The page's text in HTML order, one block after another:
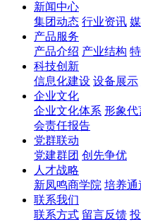
新闻中心
集团动态 行业资讯
产品服务
产品介绍 产业结构
科技创新
信息化建设 设备展示
企业文化
企业文化体系 形象代
会责任报告
党群联动
党建群团 创先争优
人才战略
新凤鸣商学院 培养通
联系我们
联系方式 留言反馈